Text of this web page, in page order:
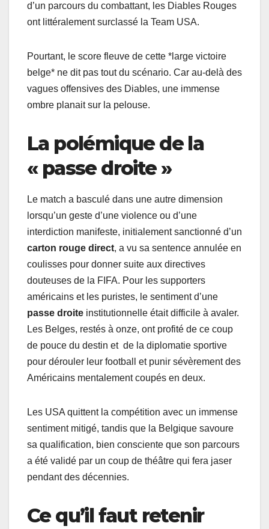
d’un parcours du combattant, les Diables Rouges
ont littéralement surclassé la Team USA.
Pourtant, le score fleuve de cette *large victoire
belge* ne dit pas tout du scénario. Car au-delà des
vagues offensives des Diables, une immense
ombre planait sur la pelouse.
La polémique de la
« passe droite »
Le match a basculé dans une autre dimension
lorsqu’un geste d’une violence ou d’une
interdiction manifeste, initialement sanctionné d’un
carton rouge direct, a vu sa sentence annulée en
coulisses pour donner suite aux directives
douteuses de la FIFA. Pour les supporters
américains et les puristes, le sentiment d’une
passe droite institutionnelle était difficile à avaler.
Les Belges, restés à onze, ont profité de ce coup
de pouce du destin et de la diplomatie sportive
pour dérouler leur football et punir sévèrement des
Américains mentalement coupés en deux.
Les USA quittent la compétition avec un immense
sentiment mitigé, tandis que la Belgique savoure
sa qualification, bien consciente que son parcours
a été validé par un coup de théâtre qui fera jaser
pendant des décennies.
Ce qu’il faut retenir